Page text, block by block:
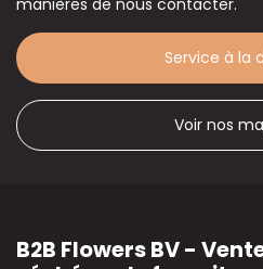
manières de nous contacter.
Service à la
Voir nos
B2B Flowers BV -